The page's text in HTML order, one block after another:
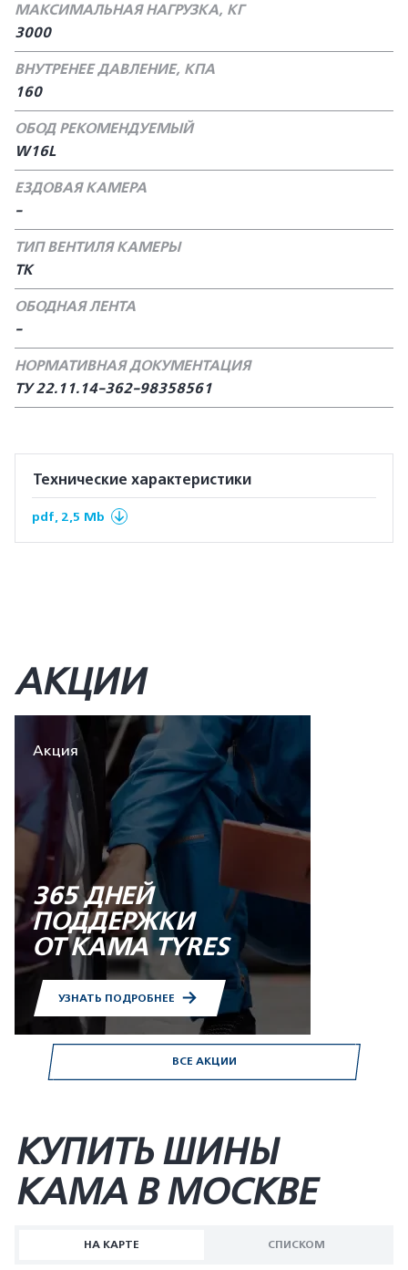
МАКСИМАЛЬНАЯ НАГРУЗКА, КГ
3000
ВНУТРЕНЕЕ ДАВЛЕНИЕ, КПА
160
ОБОД РЕКОМЕНДУЕМЫЙ
W16L
ЕЗДОВАЯ КАМЕРА
-
ТИП ВЕНТИЛЯ КАМЕРЫ
TK
ОБОДНАЯ ЛЕНТА
-
НОРМАТИВНАЯ ДОКУМЕНТАЦИЯ
ТУ 22.11.14-362-98358561
Технические характеристики
pdf, 2,5 Mb
ВСЕ АКЦИИ
АКЦИИ
Акция
365 ДНЕЙ
ПОДДЕРЖКИ
ОТ KAMA TYRES
УЗНАТЬ ПОДРОБНЕЕ
КУПИТЬ ШИНЫ
KAMA В МОСКВЕ
НА КАРТЕ СПИСКОМ